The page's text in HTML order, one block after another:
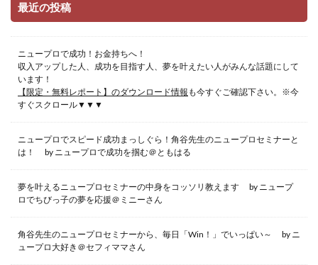
最近の投稿
ニュープロで成功！お金持ちへ！
収入アップした人、成功を目指す人、夢を叶えたい人がみんな話題にして
います！
【限定・無料レポート】のダウンロード情報 も今すぐご確認下さい。※今
すぐスクロール▼▼▼
ニュープロでスピード成功まっしぐら！角谷先生のニュープロセミナーと
は！ by ニュープロで成功を掴む＠ともはる
夢を叶えるニュープロセミナーの中身をコッソリ教えます by ニュープ
ロでちびっ子の夢を応援＠ミニーさん
角谷先生のニュープロセミナーから、毎日「Win！」でいっぱい～ by ニ
ュープロ大好き＠セフィママさん